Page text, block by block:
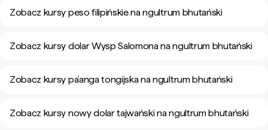
Zobacz kursy peso filipińskie na ngultrum bhutański
Zobacz kursy dolar Wysp Salomona na ngultrum bhutański
Zobacz kursy pa’anga tongijska na ngultrum bhutański
Zobacz kursy nowy dolar tajwański na ngultrum bhutański